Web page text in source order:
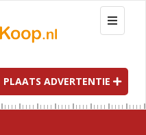
T
o
g
l
e
n
PLAATS ADVERTENTIE